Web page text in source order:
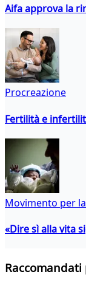
Aifa approva la
Procreazione
Fertilità e
Movimento per
«Dire sì alla vita